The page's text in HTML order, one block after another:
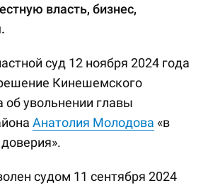
власть, бизнес,
суд 12 ноября 2024 года
Кинешемского
об увольнении главы
Анатолия Молодова «в
судом 11 сентября 2024